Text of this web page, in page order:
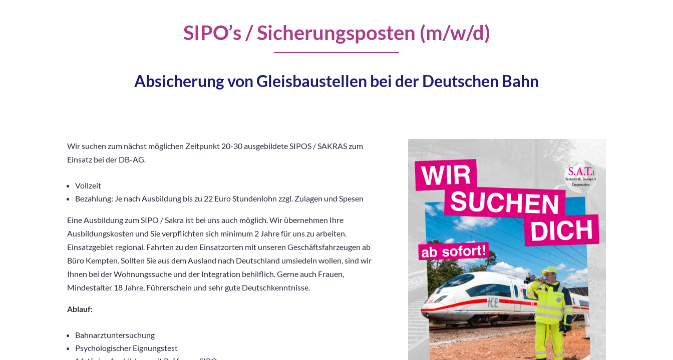
SIPO’s / Sicherungsposten (m/w/d)
Absicherung von Gleisbaustellen bei der Deutschen Bahn
Wir suchen zum nächst möglichen Zeitpunkt 20-30 ausgebildete SIPOS / SAKRAS zum
Einsatz bei der DB-AG.
Vollzeit
Bezahlung: Je nach Ausbildung bis zu 22 Euro Stundenlohn zzgl. Zulagen und Spesen
Eine Ausbildung zum SIPO / Sakra ist bei uns auch möglich. Wir übernehmen Ihre
Ausbildungskosten und Sie verpflichten sich minimum 2 Jahre für uns zu arbeiten.
Einsatzgebiet regional. Fahrten zu den Einsatzorten mit unseren Geschäftsfahrzeugen ab
Büro Kempten. Sollten Sie aus dem Ausland nach Deutschland umsiedeln wollen, sind wir
Ihnen bei der Wohnungssuche und der Integration behilflich. Gerne auch Frauen,
Mindestalter 18 Jahre, Führerschein und sehr gute Deutschkenntnisse.
Ablauf:
Bahnarztuntersuchung
Psychologischer Eignungstest